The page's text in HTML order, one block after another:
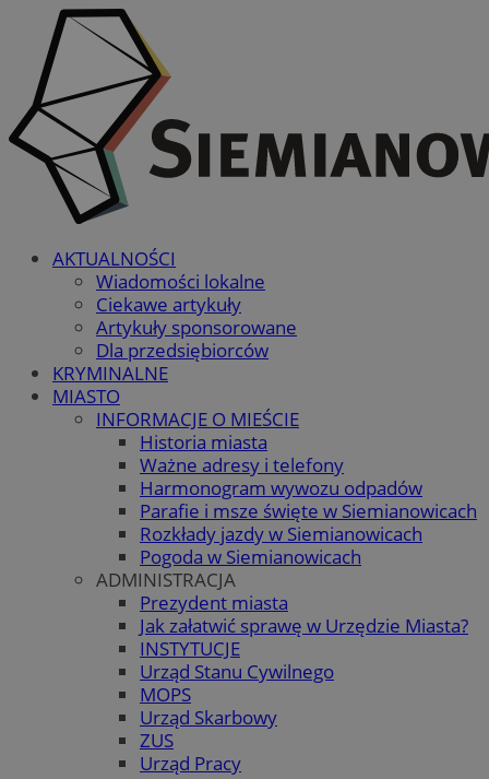
AKTUALNOŚCI
Wiadomości lokalne
Ciekawe artykuły
Artykuły sponsorowane
Dla przedsiębiorców
KRYMINALNE
MIASTO
INFORMACJE O MIEŚCIE
Historia miasta
Ważne adresy i telefony
Harmonogram wywozu odpadów
Parafie i msze święte w Siemianowicach
Rozkłady jazdy w Siemianowicach
Pogoda w Siemianowicach
ADMINISTRACJA
Prezydent miasta
Jak załatwić sprawę w Urzędzie Miasta?
INSTYTUCJE
Urząd Stanu Cywilnego
MOPS
Urząd Skarbowy
ZUS
Urząd Pracy